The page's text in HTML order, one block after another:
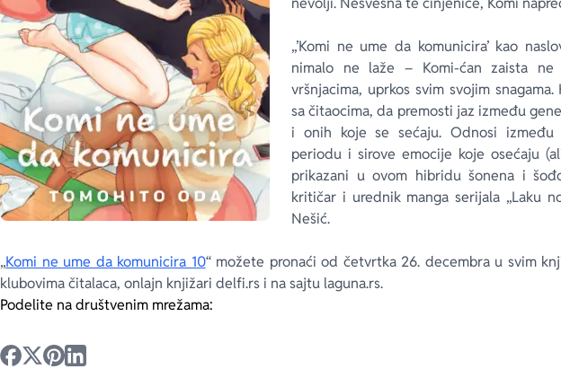
„’Komi ne ume da komunicira’ kao
nimalo ne laže – Komi-ćan zaista
vršnjacima, uprkos svim svojim
sa čitaocima, da premosti jaz između
i onih koje se sećaju. Odnosi
periodu i sirove emocije koje osećaju
prikazani u ovom hibridu šonena i
kritičar i urednik manga serijala „Laku
Nešić.
„Komi ne ume da komunicira 10“ možete pronaći od četvrtka 26. decembra u svim
klubovima čitalaca, onlajn knjižari delfi.rs i na sajtu laguna.rs.
Podelite na društvenim mrežama: